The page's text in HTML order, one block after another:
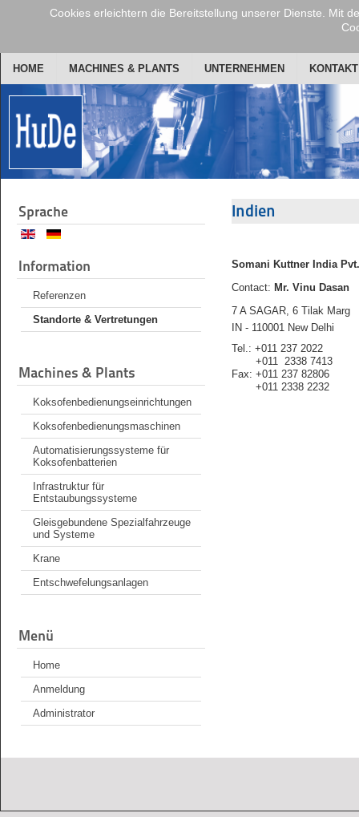
HOME MACHINES & PLANTS UNTERNEHMEN KONTAKT
Sprache
Information
Referenzen
Standorte & Vertretungen
Machines & Plants
Koksofenbedienungseinrichtungen
Koksofenbedienungsmaschinen
Automatisierungssysteme für
Koksofenbatterien
Infrastruktur für
Entstaubungssysteme
Gleisgebundene Spezialfahrzeuge
und Systeme
Krane
Entschwefelungsanlagen
Menü
Home
Anmeldung
Administrator
Indien
Somani Kuttner India
Contact: Mr. Vinu Dasan
7 A SAGAR, 6 Tilak Marg
IN - 110001 New Delhi
Tel.: +011 237 2022
+011 2338 7413
Fax: +011 237 82806
+011 2338 2232
Cookies erleichtern die Bereitstellung unserer Dienste. Mit